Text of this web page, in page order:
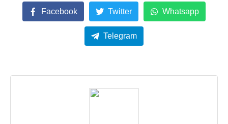
Facebook Twitter Whatsapp
Telegram